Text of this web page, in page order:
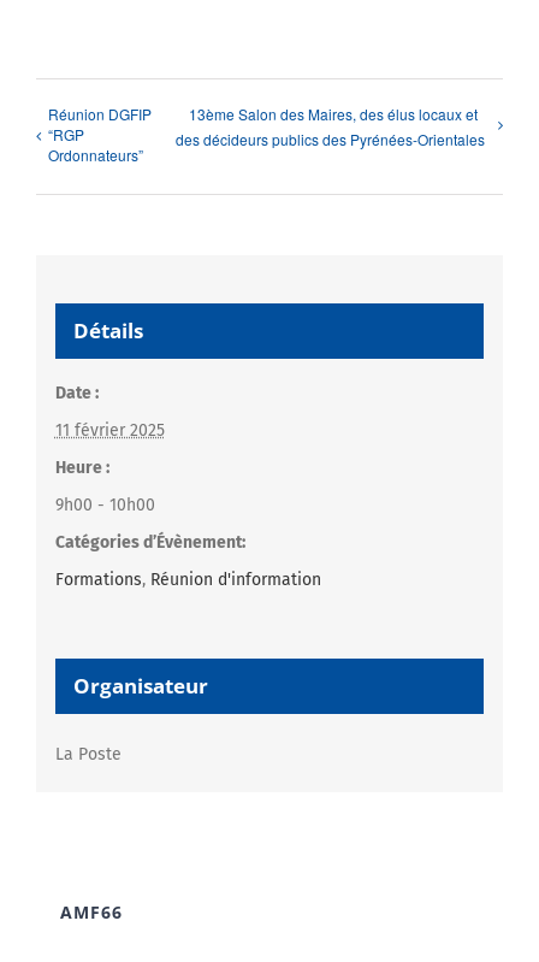
Réunion DGFIP
“RGP
Ordonnateurs”
13ème Salon des Maires, des élus locaux et
des décideurs publics des Pyrénées-Orientales
Détails
Date :
11 février 2025
Heure :
9h00 - 10h00
Catégories d’Évènement:
Formations, Réunion d'information
Organisateur
La Poste
AMF66